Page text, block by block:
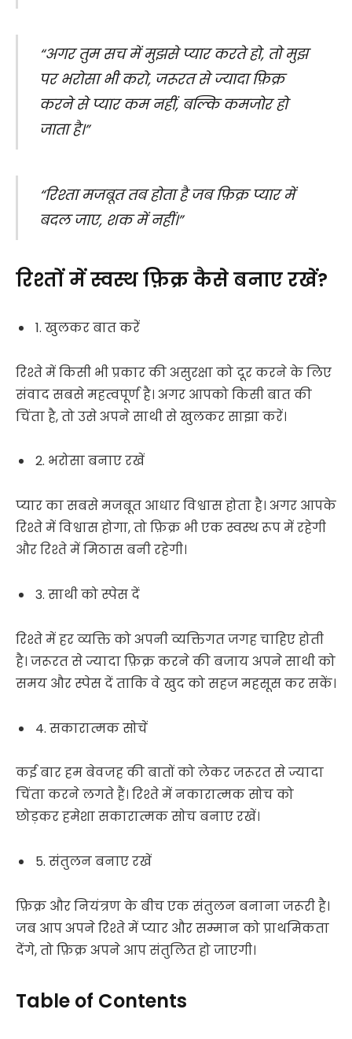
“अगर तुम सच में मुझसे प्यार करते हो, तो मुझ
पर भरोसा भी करो, जरूरत से ज्यादा फ़िक्र
करने से प्यार कम नहीं, बल्कि कमजोर हो
जाता है।”
“रिश्ता मजबूत तब होता है जब फ़िक्र प्यार में
बदल जाए, शक में नहीं।”
रिश्तों में स्वस्थ फ़िक्र कैसे बनाए रखें?
1. खुलकर बात करें
रिश्ते में किसी भी प्रकार की असुरक्षा को दूर करने के लिए
संवाद सबसे महत्वपूर्ण है। अगर आपको किसी बात की
चिंता है, तो उसे अपने साथी से खुलकर साझा करें।
2. भरोसा बनाए रखें
प्यार का सबसे मजबूत आधार विश्वास होता है। अगर आपके
रिश्ते में विश्वास होगा, तो फ़िक्र भी एक स्वस्थ रूप में रहेगी
और रिश्ते में मिठास बनी रहेगी।
3. साथी को स्पेस दें
रिश्ते में हर व्यक्ति को अपनी व्यक्तिगत जगह चाहिए होती
है। जरूरत से ज्यादा फ़िक्र करने की बजाय अपने साथी को
समय और स्पेस दें ताकि वे खुद को सहज महसूस कर सकें।
4. सकारात्मक सोचें
कई बार हम बेवजह की बातों को लेकर जरूरत से ज्यादा
चिंता करने लगते हैं। रिश्ते में नकारात्मक सोच को
छोड़कर हमेशा सकारात्मक सोच बनाए रखें।
5. संतुलन बनाए रखें
फ़िक्र और नियंत्रण के बीच एक संतुलन बनाना जरूरी है।
जब आप अपने रिश्ते में प्यार और सम्मान को प्राथमिकता
देंगे, तो फ़िक्र अपने आप संतुलित हो जाएगी।
Table of Contents